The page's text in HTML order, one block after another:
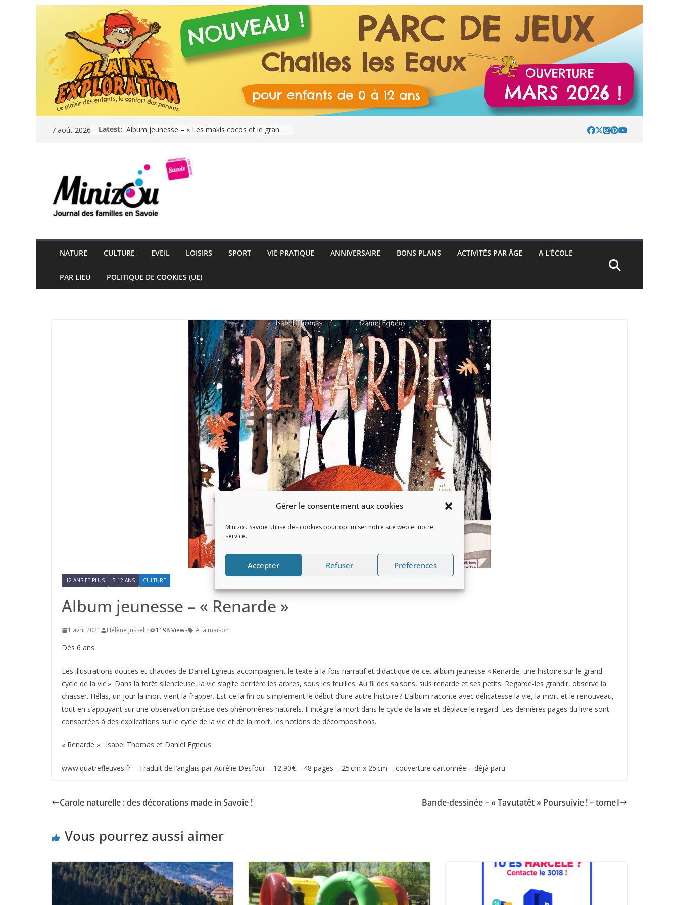
Gérer le consentement aux cookies
Minizou Savoie utilise des cookies pour optimiser notre site web et notre
service.
Accepter Refuser Préférences
7 août 2026 Latest: Album jeunesse – « Les makis cocos et le grand méchant Kroktou »
Savoie : Les « Rendez-vous nature » se passent de mars à octobre 2026
NATURE CULTURE EVEIL LOISIRS SPORT VIE PRATIQUE ANNIVERSAIRE BONS PLANS ACTIVITÉS PAR ÂGE A L’ÉCOLE
PAR LIEU POLITIQUE DE COOKIES (UE)
12 ANS ET PLUS 5-12 ANS CULTURE
Album jeunesse – « Renarde »
1 avril 2021 Hélène Jusselin 1198 Views A la maison
Dès 6 ans
Les illustrations douces et chaudes de Daniel Egneus accompagnent le texte à la fois narratif et didactique de cet album jeunesse « Renarde, une histoire sur le grand
cycle de la vie ». Dans la forêt silencieuse, la vie s’agite derrière les arbres, sous les feuilles. Au fil des saisons, suis renarde et ses petits. Regarde-les grandir, observe la
chasser. Hélas, un jour la mort vient la frapper. Est-ce la fin ou simplement le début d’une autre histoire ? L’album raconte avec délicatesse la vie, la mort et le renouveau,
tout en s’appuyant sur une observation précise des phénomènes naturels. Il intègre la mort dans le cycle de la vie et déplace le regard. Les dernières pages du livre sont
consacrées à des explications sur le cycle de la vie et de la mort, les notions de décompositions.
« Renarde » : Isabel Thomas et Daniel Egneus
www.quatrefleuves.fr – Traduit de l’anglais par Aurélie Desfour – 12,90€ – 48 pages – 25 cm x 25 cm – couverture cartonnée – déjà paru
Carole naturelle : des décorations made in Savoie ! Bande-dessinée – « Tavutatêt » Poursuivie ! – tome I
Vous pourrez aussi aimer